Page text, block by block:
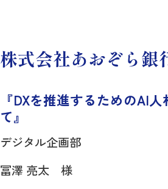
株式会社あおぞら
『DXを推進するためのAI
て』
デジタル企画部
冨澤 亮太 様